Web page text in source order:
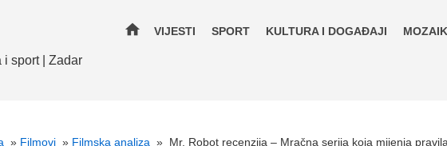
i sport | Zadar
home VIJESTI SPORT KULTURA I DOGAĐAJI MOZAIK
» Filmovi » Filmska analiza » Mr. Robot recenzija – Mračna serija koja mijenja